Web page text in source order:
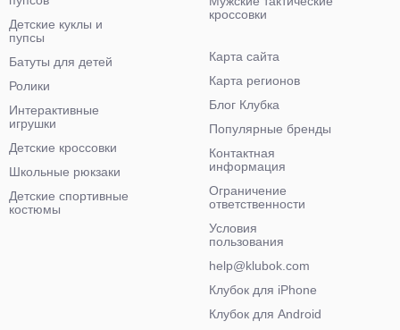
кроссовки
Детские куклы и
пупсы
Батуты для детей
Ролики
Интерактивные
игрушки
Детские кроссовки
Школьные рюкзаки
Детские спортивные
костюмы
Карта сайта
Карта регионов
Блог Клубка
Популярные бренды
Контактная
информация
Ограничение
ответственности
Условия
пользования
help@klubok.com
Клубок для iPhone
Клубок для Android